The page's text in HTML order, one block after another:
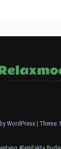
WordPress | Theme: